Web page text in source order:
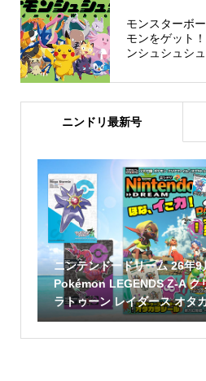
モンスターボ
モンをゲット
ンシュシュシ
ニンドリ最新号
ニンテンドードリーム 26年9
Pokémon LEGENDS Z-A ク
ラトゥーン レイダース オタ